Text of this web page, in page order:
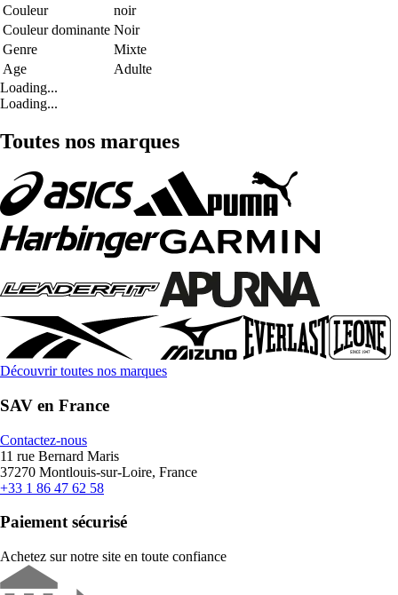
Couleur
noir
Couleur dominante Noir
Genre
Mixte
Age
Adulte
Loading...
Loading...
Toutes nos marques
Découvrir toutes nos marques
SAV en France
Contactez-nous
11 rue Bernard Maris
37270 Montlouis-sur-Loire, France
+33 1 86 47 62 58
Paiement sécurisé
Achetez sur notre site en toute confiance